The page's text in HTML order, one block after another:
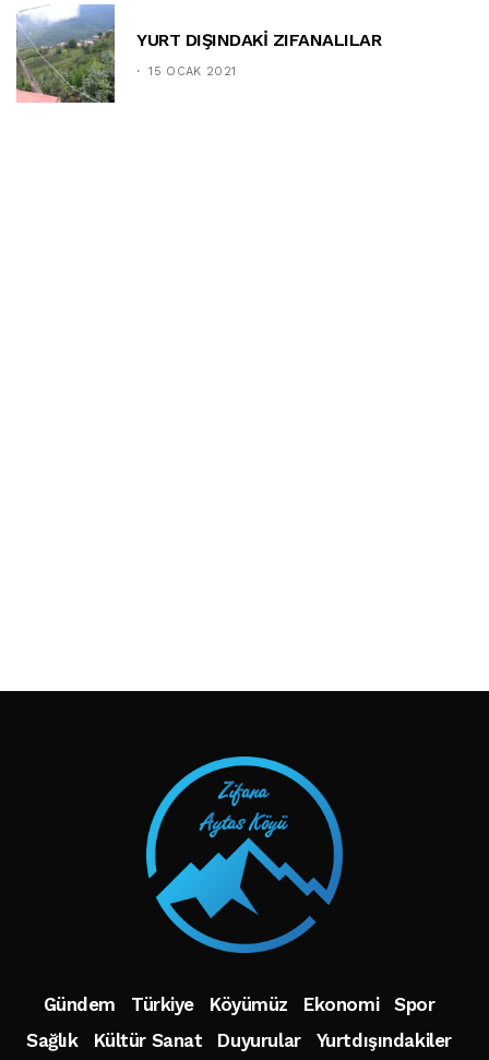
YURT DIŞINDAKİ ZIFANALILAR
15 OCAK 2021
TAKIP ET
Gündem Türkiye Köyümüz Ekonomi
Spor
Sağlık
Kültür Sanat Duyurular Yurtdışındakiler